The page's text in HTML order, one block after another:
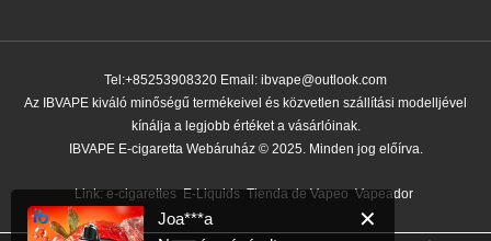
Tel:+85253908320 Email: ibvape@outlook.com
Az IBVAPE kiváló minőségű termékeivel és közvetlen szállítási modelljével
kínálja a legjobb értéket a vásárlóinak.
IBVAPE E-cigaretta Webáruház © 2025. Minden jog előírva.
Link: e-cigarettes E-Liquids Tienda de Vapeo Vapeador
✕
Joa***a